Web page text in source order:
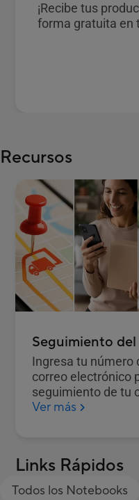
¡Recibe tus
forma gratuita en
Recursos
Seguimiento
Ingresa tu número
correo electrónico
seguimiento de tu
Puedes encontrar
Ver más
Links Rápidos
Todos los Notebooks